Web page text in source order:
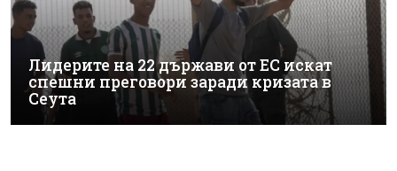
Лидерите на 22 държави от ЕС искат
спешни преговори заради кризата в
Сеута